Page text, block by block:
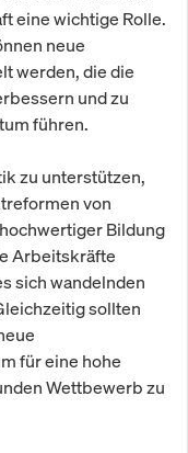
eine wichtige Rolle.
neue
werden, die die
und zu
führen.
zu unterstützen,
von
Bildung
Arbeitskräfte
sich wandelnden
sollten
für eine hohe
Wettbewerb zu